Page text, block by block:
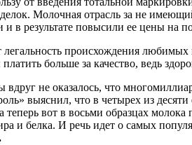
Молочная отрасль за не
в результате повысили ее цены на
легальность происхождения
больше за качество, ведь
не оказалось, что
выяснил, что в четырех из
вот в восьми образцах
и белка. И речь идет о самых